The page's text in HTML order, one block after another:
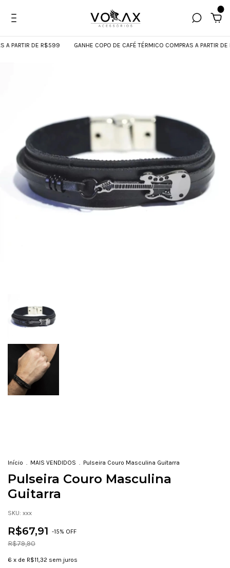
PARTIR DE R$599 GANHE COPO DE CAFÉ TÉRMICO COMPRAS A PARTIR DE
Início . MAIS VENDIDOS . Pulseira Couro Masculina Guitarra
Pulseira Couro Masculina
Guitarra
SKU: xxx
R$67,91 -15% OFF
R$79,90
6 x de R$11,32 sem juros